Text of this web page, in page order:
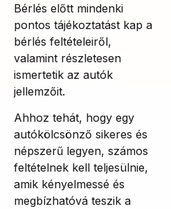
Bérlés előtt mindenki
pontos tájékoztatást kap a
bérlés feltételeiről,
valamint részletesen
ismertetik az autók
jellemzőit.
Ahhoz tehát, hogy egy
autókölcsönző sikeres és
népszerű legyen, számos
feltételnek kell teljesülnie,
amik kényelmessé és
megbízhatóvá teszik a